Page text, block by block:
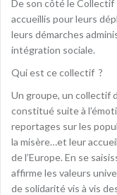
De son côté le Collectif
accueillis pour leurs
leurs démarches
intégration sociale.
Qui est ce collectif ?
Un groupe, un collectif
constitué suite à
reportages sur les
la misère…et leur
de l’Europe. En se
affirme les valeurs
de solidarité vis à vis